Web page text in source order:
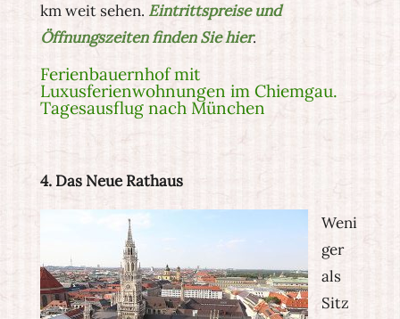
km weit sehen. Eintrittspreise und
Öffnungszeiten finden Sie hier.
Ferienbauernhof mit
Luxusferienwohnungen im Chiemgau.
Tagesausflug nach München
4. Das Neue Rathaus
Weni
ger
als
Sitz